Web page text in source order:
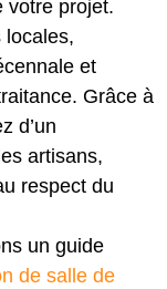
votre projet.
locales,
et
Grâce à
d’un
artisans,
respect du
un guide
de salle de